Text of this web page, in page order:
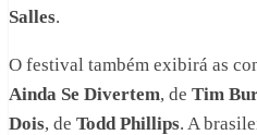
Salles.
O festival também exibirá as
Ainda Se Divertem, de Tim
Dois, de Todd Phillips. A